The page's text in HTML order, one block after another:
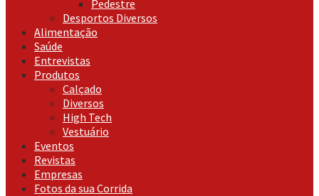
Pedestre
Desportos Diversos
Alimentação
Saúde
Entrevistas
Produtos
Calçado
Diversos
High Tech
Vestuário
Eventos
Revistas
Empresas
Fotos da sua Corrida